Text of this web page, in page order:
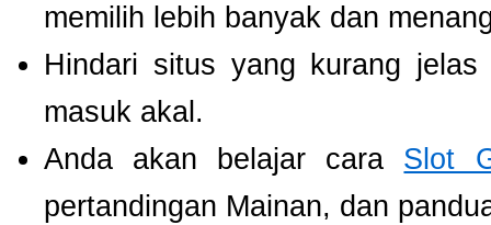
memilih lebih banyak dan
Hindari situs yang kurang
masuk akal.
Anda akan belajar cara Slot
pertandingan Mainan, dan